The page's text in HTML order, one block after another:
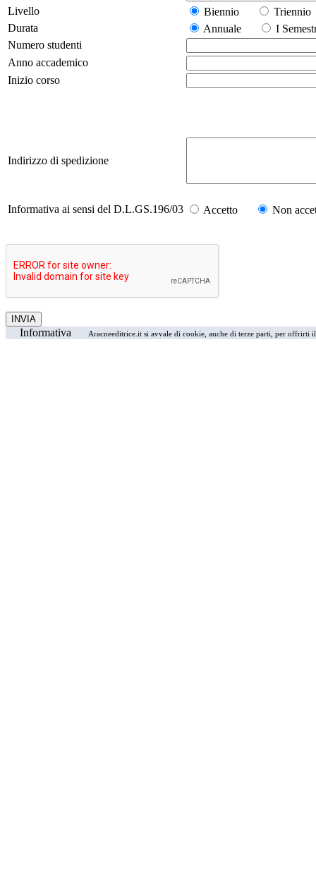
Livello
Biennio
Durata
Annuale
I
Numero studenti
Anno accademico
Inizio corso
Indirizzo di spedizione
Informativa ai sensi del D.L.GS.196/03 Accetto Non
Informativa Aracneeditrice.it si avvale di cookie, anche di terze parti, per